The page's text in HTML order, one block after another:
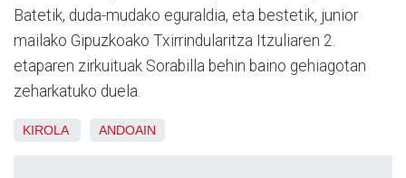
Batetik, duda-mudako eguraldia, eta bestetik, junior
mailako Gipuzkoako Txirrindularitza Itzuliaren 2.
etaparen zirkuituak Sorabilla behin baino gehiagotan
zeharkatuko duela.
KIROLA ANDOAIN